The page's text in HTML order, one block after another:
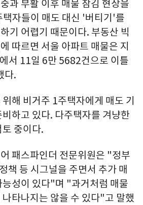
과 부활 이후 매물 잠김 현상을
택자들이 매도 대신 '버티기'를
기 어렵기 때문이다. 부동산 빅
따르면 서울 아파트 매물은 지
서 11일 6만 5682건으로 이틀
다.
해 비거주 1주택자에게 매도 기
하고 있다. 다주택자를 겨냥한
중이다.
패스파인더 전문위원은 "정부
책 등 시그널을 주면서 추가 매
능성이 있다"며 "과거처럼 매물
타나지는 않을 수 있다"고 말했